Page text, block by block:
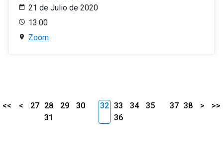
21 de Julio de 2020
13:00
Zoom
<< < 27 28 29
30
31
32 33 34
35
36
37 38 > >>